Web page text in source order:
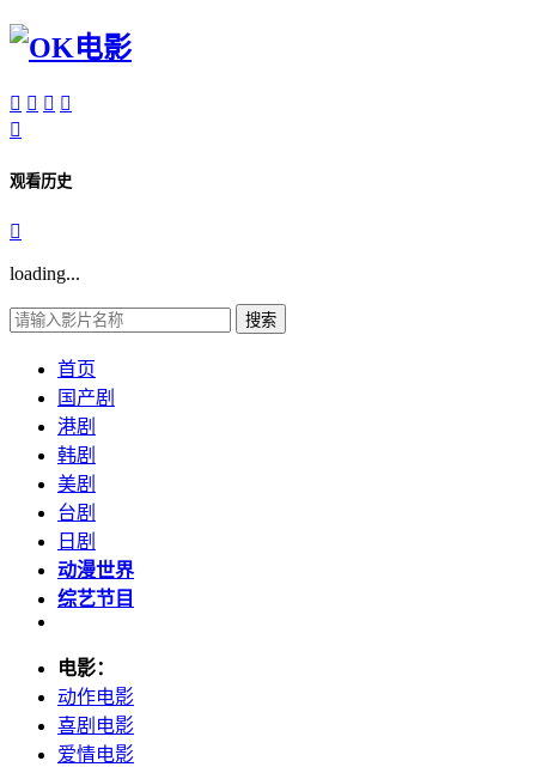
   

观看历史

loading...
搜索
首页
国产剧
港剧
韩剧
美剧
台剧
日剧
动漫世界
综艺节目
电影：
动作电影
喜剧电影
爱情电影